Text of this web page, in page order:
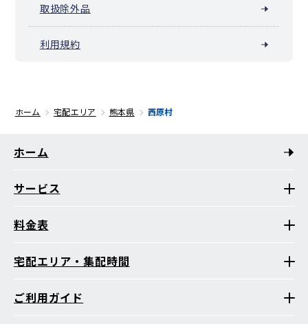
取扱除外品
利用規約
ホーム 宅配エリア 熊本県 西原村
ホーム
サービス
料金表
宅配エリア・集配時間
ご利用ガイド